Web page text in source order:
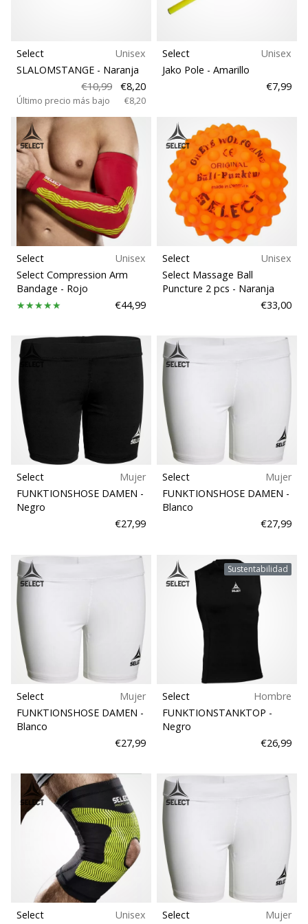
Select
Unisex
SLALOMSTANGE - Naranja
€10,99
€8,20
Último precio más bajo €8,20
Select
Unisex
Jako Pole - Amarillo
€7,99
Select
Unisex
Select Compression Arm
Bandage - Rojo
€44,99
Select
Unisex
Select Massage Ball
Puncture 2 pcs - Naranja
€33,00
Select
Mujer
FUNKTIONSHOSE DAMEN -
Negro
€27,99
Select
Mujer
FUNKTIONSHOSE DAMEN -
Blanco
€27,99
Select
Mujer
FUNKTIONSHOSE DAMEN -
Blanco
€27,99
Sustentabilidad
Select
Hombre
FUNKTIONSTANKTOP -
Negro
€26,99
Select Unisex Select Mujer